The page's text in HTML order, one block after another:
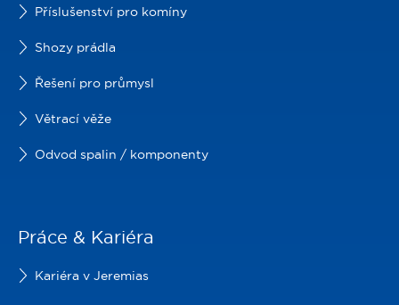
Příslušenství pro komíny
Shozy prádla
Řešení pro průmysl
Větrací věže
Odvod spalin / komponenty
Práce & Kariéra
Kariéra v Jeremias